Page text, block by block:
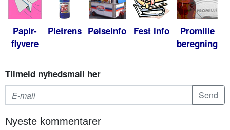
Papir-
flyvere
Pletrens Pølseinfo Fest info
Promille
beregning
Tilmeld nyhedsmail her
Nyeste kommentarer